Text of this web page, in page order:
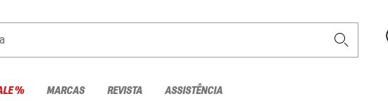
% MARCAS REVISTA ASSISTÊNCIA